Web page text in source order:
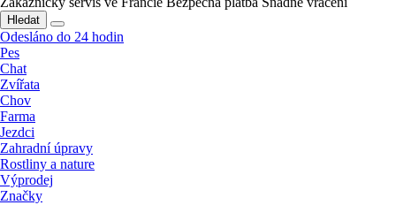
Hledat
Odesláno do 24 hodin
Pes
Chat
Zvířata
Chov
Farma
Jezdci
Zahradní úpravy
Rostliny a nature
Výprodej
Značky